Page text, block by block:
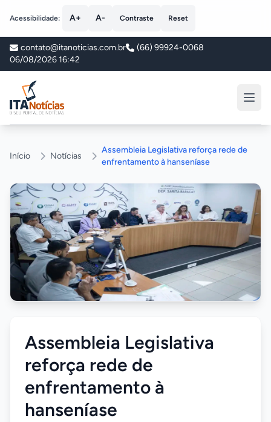
Acessibilidade: A+ A- Contraste Reset
contato@itanoticias.com.br
(66) 99924-0068
06/08/2026 16:42
ITA Notícias
Início Notícias
Assembleia Legislativa reforça rede de
enfrentamento à hanseníase
Assembleia Legislativa
reforça rede de
enfrentamento à
hanseníase